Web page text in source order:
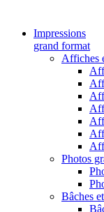
Impressions
grand format
Affiches
Photos
Bâches